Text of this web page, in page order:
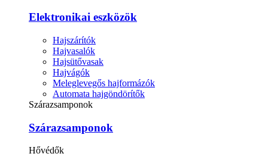
Elektronikai eszközök
Hajszárítók
Hajvasalók
Hajsütővasak
Hajvágók
Meleglevegős hajformázók
Automata hajgöndörítők
Szárazsamponok
Szárazsamponok
Hővédők